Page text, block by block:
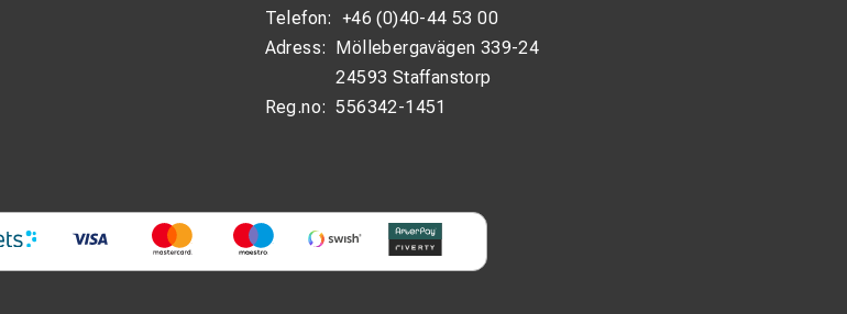
Telefon: +46 (0)40-44 53 00
Adress: Möllebergavägen 339-24
24593 Staffanstorp
Reg.no: 556342-1451